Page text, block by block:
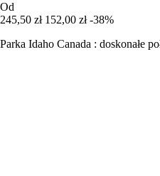
Od
245,50 zł 152,00 zł -38%
Parka Idaho Canada : doskonałe